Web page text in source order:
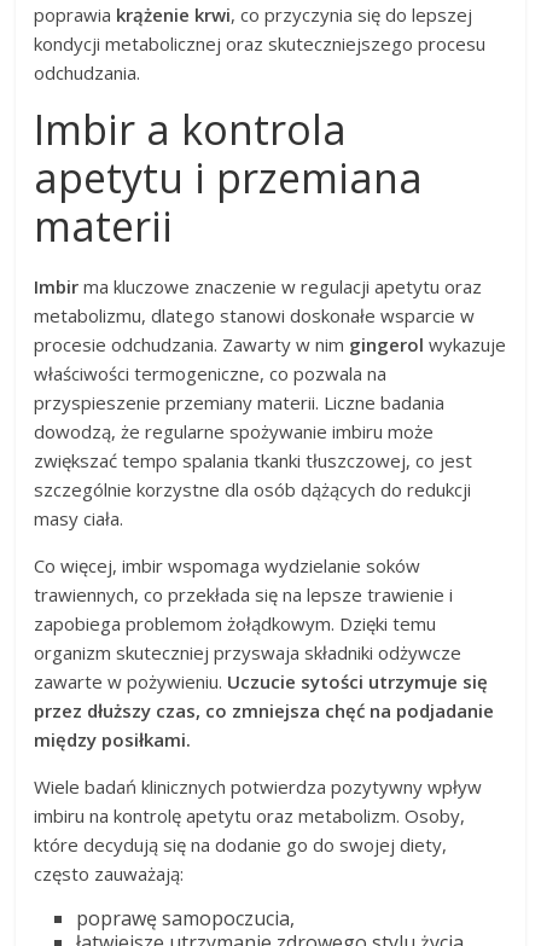
poprawia krążenie krwi, co przyczynia się do lepszej
kondycji metabolicznej oraz skuteczniejszego procesu
odchudzania.
Imbir a kontrola
apetytu i przemiana
materii
Imbir ma kluczowe znaczenie w regulacji apetytu oraz
metabolizmu, dlatego stanowi doskonałe wsparcie w
procesie odchudzania. Zawarty w nim gingerol wykazuje
właściwości termogeniczne, co pozwala na
przyspieszenie przemiany materii. Liczne badania
dowodzą, że regularne spożywanie imbiru może
zwiększać tempo spalania tkanki tłuszczowej, co jest
szczególnie korzystne dla osób dążących do redukcji
masy ciała.
Co więcej, imbir wspomaga wydzielanie soków
trawiennych, co przekłada się na lepsze trawienie i
zapobiega problemom żołądkowym. Dzięki temu
organizm skuteczniej przyswaja składniki odżywcze
zawarte w pożywieniu. Uczucie sytości utrzymuje się
przez dłuższy czas, co zmniejsza chęć na podjadanie
między posiłkami.
Wiele badań klinicznych potwierdza pozytywny wpływ
imbiru na kontrolę apetytu oraz metabolizm. Osoby,
które decydują się na dodanie go do swojej diety,
często zauważają:
poprawę samopoczucia,